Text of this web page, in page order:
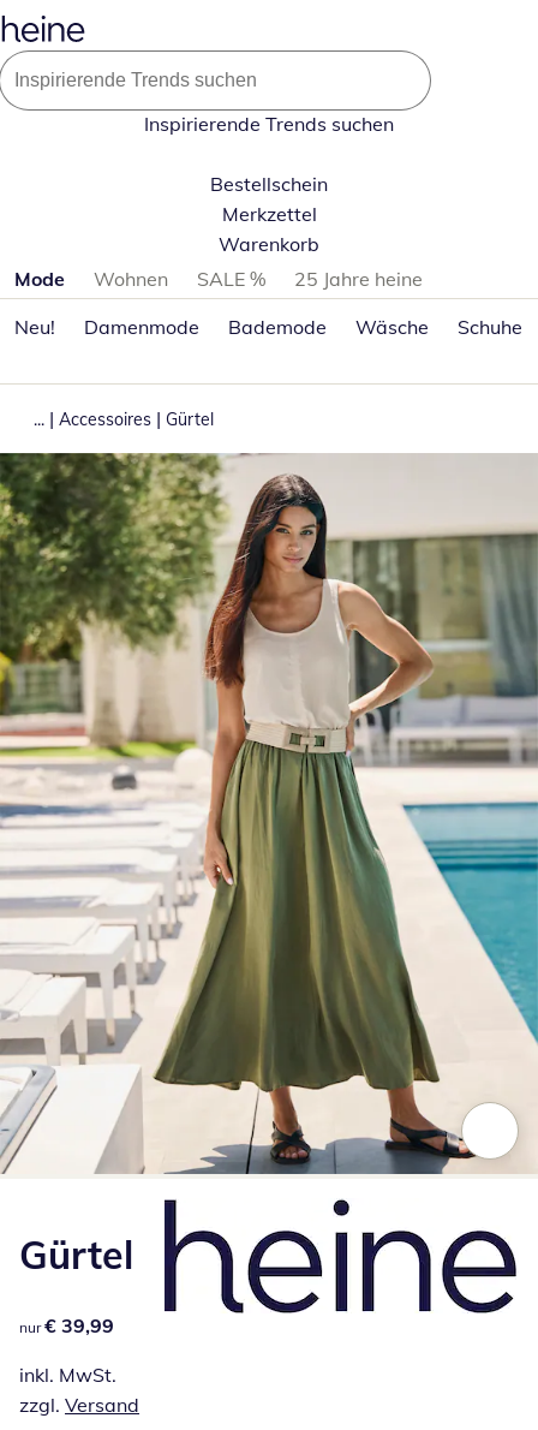
Inspirierende Trends suchen
Bestellschein
Merkzettel
Warenkorb
Produktkategorien überspringen
Mode Wohnen SALE %
25 Jahre heine
Neu!
Damenmode Bademode Wäsche Schuhe
... | Accessoires | Gürtel
Gürtel
€ 39,99
nur € 39,99
inkl. MwSt.
zzgl. Versand